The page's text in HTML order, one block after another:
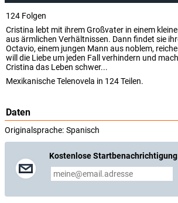
124 Folgen
Cristina lebt mit ihrem Großvater in einem
aus ärmlichen Verhältnissen. Dann findet sie
Octavio, einem jungen Mann aus noblem,
will die Liebe um jeden Fall verhindern und
Cristina das Leben schwer...
Mexikanische Telenovela in 124 Teilen.
Daten
Originalsprache: Spanisch
Kostenlose Startbenachrichtigung